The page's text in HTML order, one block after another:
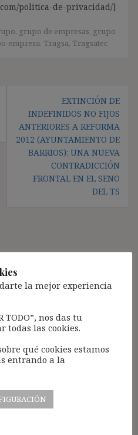
politica-de-privacidad/]
, grupo de empresas, grupo
empresa, Tragsa, Tragsatec
EXTINCIÓN DE
INDEFINIDOS NO FIJOS
ANTERIORES A REFORMA
2012 (AYUNTAMIENTO DE
BARRIOS): UNA NUEVA
CONTRADICCIÓN
FRONTAL EN EL SENO
DEL TS
no será publicada.
con
la mejor experiencia
TODO”, nos das tu
todas las cookies.
qué cookies estamos
entrando a la